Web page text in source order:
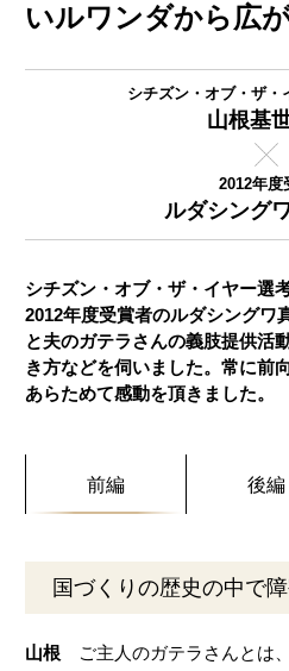
いルワンダから広
シチズン・オブ・ザ・
山根基
2012年度
ルダシング
シチズン・オブ・ザ・イヤー選
2012年度受賞者のルダシングワ
と夫のガテラさんの義肢提供活
き方などを伺いました。常に前
あらためて感動を頂きました。
前編 後編
国づくりの歴史の中で
山根
ご主人のガテラさんとは